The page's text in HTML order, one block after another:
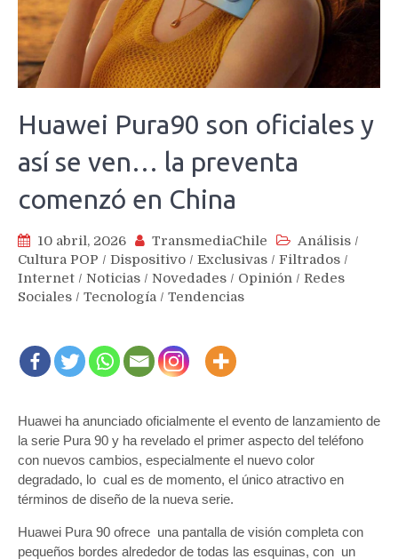
Huawei Pura90 son oficiales y
así se ven… la preventa
comenzó en China
10 abril, 2026 TransmediaChile Análisis /
Cultura POP / Dispositivo / Exclusivas / Filtrados /
Internet / Noticias / Novedades / Opinión / Redes
Sociales / Tecnología / Tendencias
Huawei ha anunciado oficialmente el evento de lanzamiento de
la serie Pura 90 y ha revelado el primer aspecto del teléfono
con nuevos cambios, especialmente el nuevo color
degradado, lo cual es de momento, el único atractivo en
términos de diseño de la nueva serie.
Huawei Pura 90 ofrece una pantalla de visión completa con
pequeños bordes alrededor de todas las esquinas, con un